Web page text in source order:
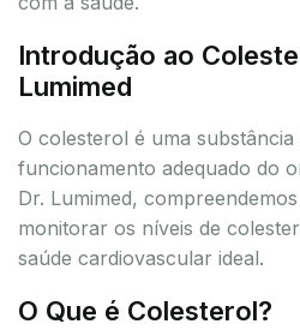
Introdução ao
Lumimed
O colesterol é uma
funcionamento adequado do
Dr. Lumimed,
monitorar os níveis de
saúde cardiovascular ideal.
O Que é Colesterol?